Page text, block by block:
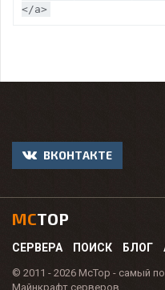
</a>
ВКОНТАКТЕ
MCTOP
СЕРВЕРА ПОИСК БЛОГ
© 2011 - 2026 McTop - самый
Майнкрафт серверов.